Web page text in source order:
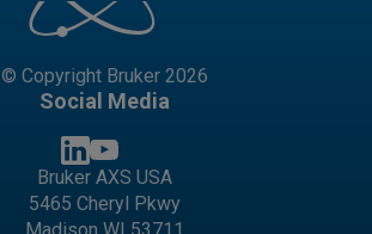
© Copyright Bruker 2026
Social Media
Bruker AXS USA
5465 Cheryl Pkwy
Madison WI 53711